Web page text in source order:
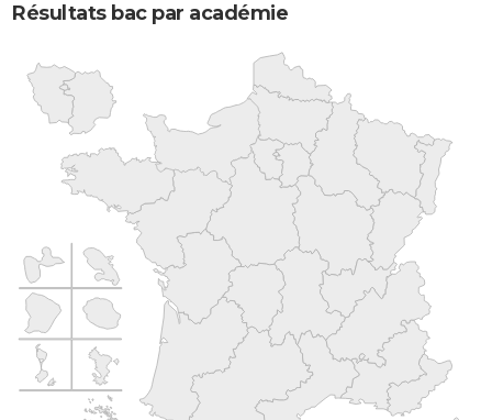
Résultats bac par académie